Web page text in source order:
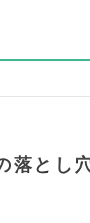
落とし